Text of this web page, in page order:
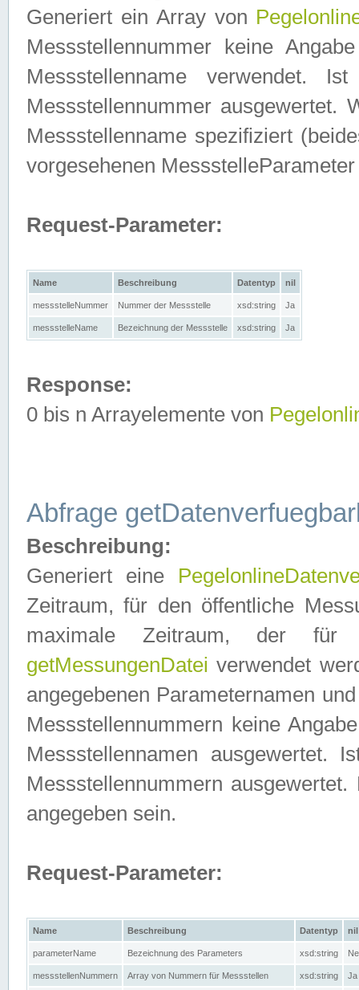
Generiert ein Array von
Messstellennummer keine
Messstellenname verwendet.
Messstellennummer ausgewertet.
Messstellenname spezifiziert
vorgesehenen
Request-Parameter:
Name Beschreibung Datentyp nil
messstelleNummer Nummer der Messstelle xsd:string Ja
messstelleName Bezeichnung der Messstelle xsd:string Ja
Response:
0 bis n Arrayelemente von
Abfrage
Beschreibung:
Generiert eine
Zeitraum, für den öffentliche
maximale Zeitraum, der
getMessungenDatei verwendet
angegebenen Parameternamen
Messstellennummern keine
Messstellennamen ausgewertet.
Messstellennummern
angegeben sein.
Request-Parameter:
Name Beschreibung Datentyp nil
parameterName Bezeichnung des Parameters xsd:string
messstellenNummern Array von Nummern für Messstellen xsd:string Ja